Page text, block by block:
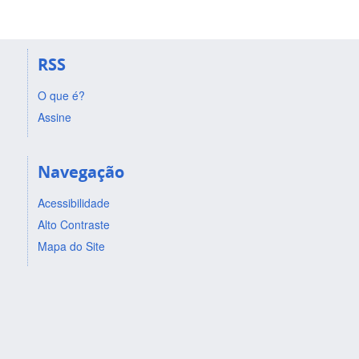
RSS
O que é?
Assine
Navegação
Acessibilidade
Alto Contraste
Mapa do Site